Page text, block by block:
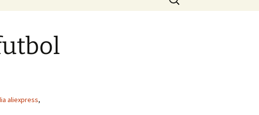
aliexpress,